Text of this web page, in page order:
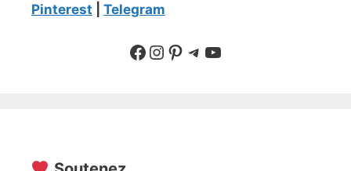
Pinterest
Telegram
Suivre sur Facebook
Suivre sur Instagram
Pinterest
Sur Telegram
YouTube